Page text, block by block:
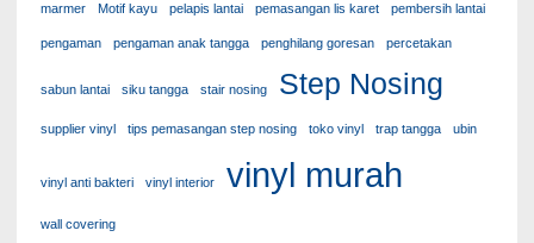
marmer Motif kayu pelapis lantai pemasangan lis karet pembersih lantai
pengaman pengaman anak tangga penghilang goresan percetakan
sabun lantai siku tangga stair nosing Step Nosing
supplier vinyl tips pemasangan step nosing toko vinyl trap tangga ubin
vinyl anti bakteri vinyl interior vinyl murah
wall covering